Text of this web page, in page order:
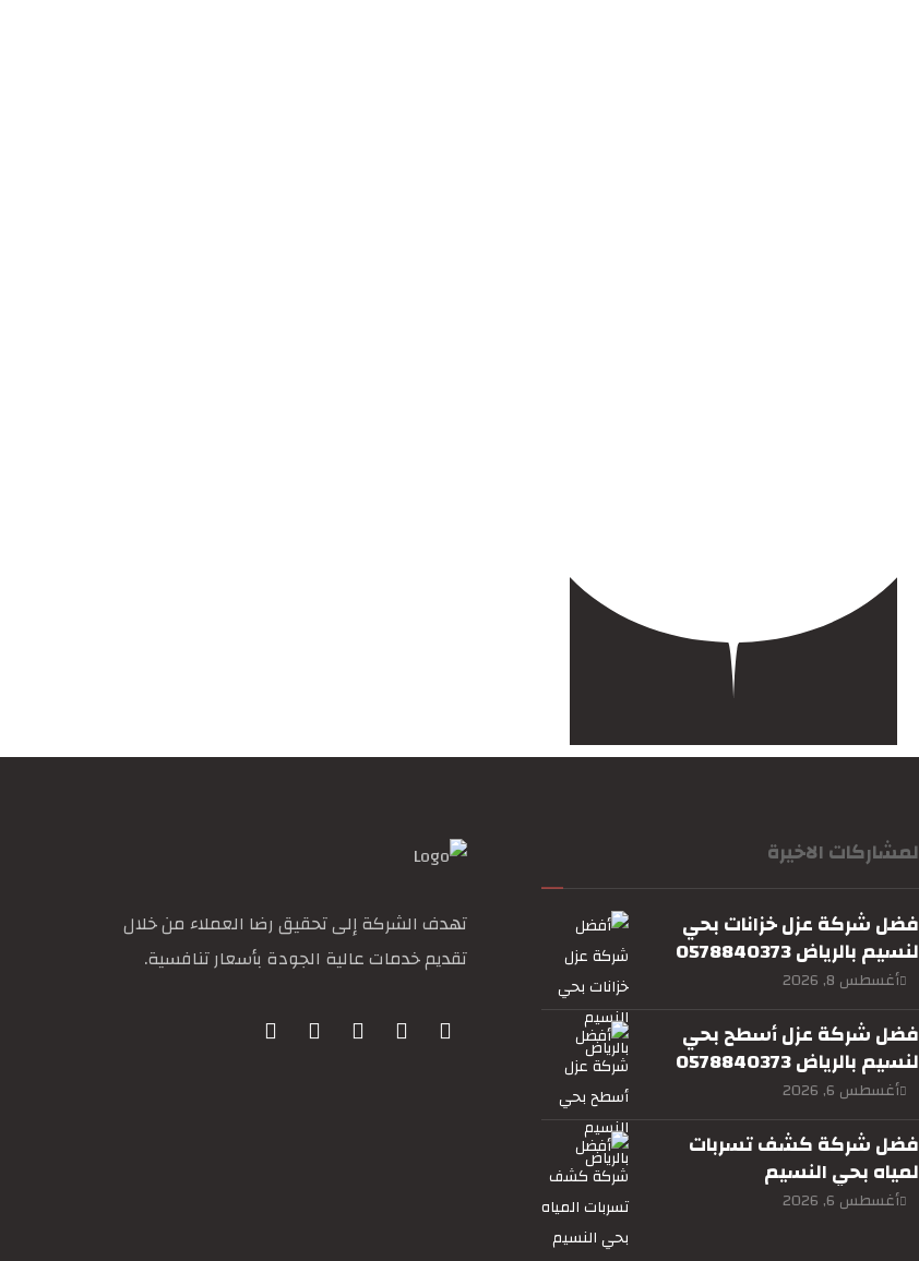
تهدف الشركة إلى تحقيق رضا العملاء من خلال
تقديم خدمات عالية الجودة بأسعار تنافسية.
الاخيرة
شركة عزل خزانات بحي
بالرياض 0578840373
أغسطس 8, 2026
شركة عزل أسطح بحي
بالرياض 0578840373
أغسطس 6, 2026
شركة كشف تسربات
بحي النسيم
بالرياض0578840373
أغسطس 6, 2026